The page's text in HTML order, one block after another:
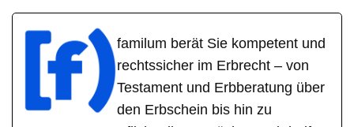
familum berät Sie kompetent und
rechtssicher im Erbrecht – von
Testament und Erbberatung über
den Erbschein bis hin zu